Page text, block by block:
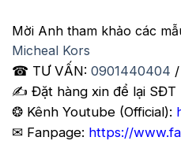
Mời Anh tham khảo các
Micheal Kors
☎ TƯ VẤN: 0901440404 /
✍️ Đặt hàng xin để lại SĐT
❂ Kênh Youtube (Official):
✉ Fanpage: https://